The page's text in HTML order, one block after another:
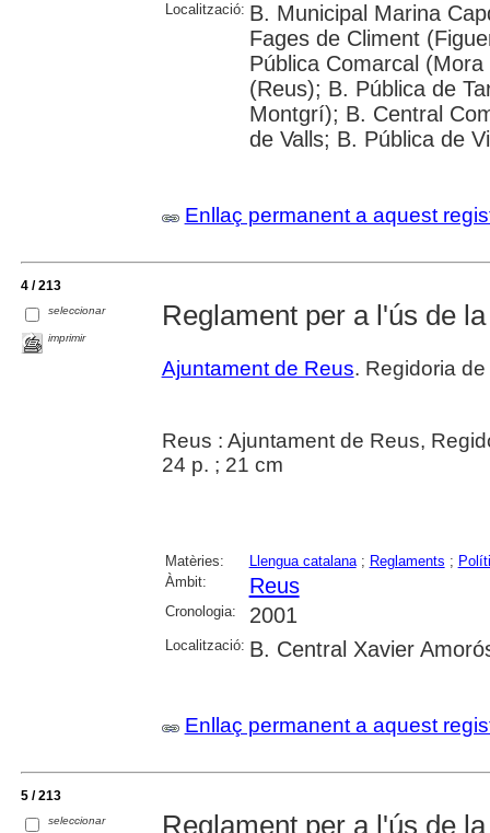
Localització: B. Municipal Marina
Fages de Climent
Pública Comarcal
(Reus); B. Pública de
Montgrí); B. Central
de Valls; B. Pública de
Enllaç permanent a aquest
4 / 213
seleccionar
imprimir
Reglament per a l'ús de
Ajuntament de Reus. Regidoria
Reus : Ajuntament de Reus,
24 p. ; 21 cm
Matèries: Llengua catalana; Reglaments ;
Àmbit:
Reus
Cronologia: 2001
Localització: B. Central Xavier
Enllaç permanent a aquest
5 / 213
seleccionar Reglament per a l'ús de